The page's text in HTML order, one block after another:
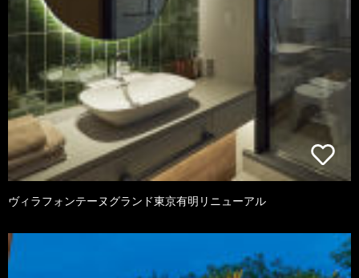
ヴィラフォンテーヌグランド東京有明リニューアル